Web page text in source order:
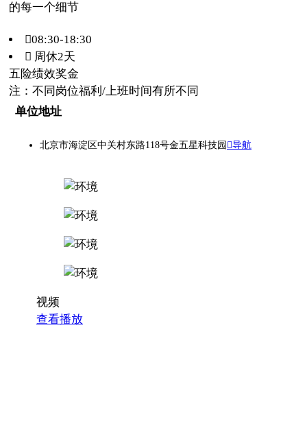
的每一个细节
08:30-18:30
 周休2天
五险绩效奖金
注：不同岗位福利/上班时间有所不同
单位地址
北京市海淀区中关村东路118号金五星科技园 导航
视频
查看播放